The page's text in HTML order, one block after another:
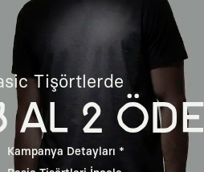
Tişörtlerde
AL 2 ÖDE
Kampanya Detayları *